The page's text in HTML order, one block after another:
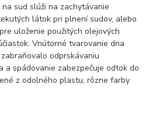
sud slúži na zachytávanie
látok pri plnení sudov, alebo
uloženie použitých olejových
Vnútorné tvarovanie dna
odprskávaniu
a spádovanie zabezpečuje odtok do
z odolného plastu, rôzne farby